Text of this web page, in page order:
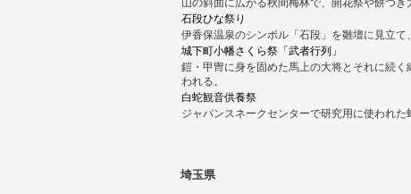
山の斜面に広がる秋間梅林で、開花祭や餅つ
石段ひな祭り
伊香保温泉のシンボル「石段」を雛壇に見立て
城下町小幡さくら祭「武者行列」
鎧・甲冑に身を固めた馬上の大将とそれに続
われる。
白蛇観音供養祭
ジャパンスネークセンターで研究用に使われ
埼玉県